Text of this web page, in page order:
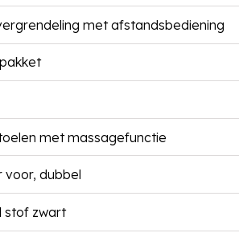
met afstandsbediening
met massagefunctie
voor, dubbel
stof zwart